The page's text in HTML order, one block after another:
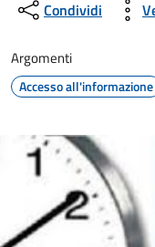
Condividi
Argomenti
Accesso all'informazione